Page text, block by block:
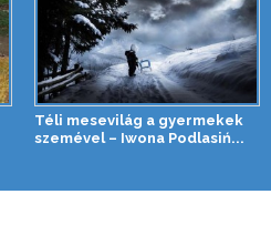
Téli mesevilág a gyermekek
szemével – Iwona Podlasiń...